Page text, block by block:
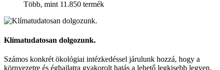
Több, mint 11.850 termék
Klímatudatosan dolgozunk.
Számos konkrét ökológiai intézkedéssel járulunk hozzá, hogy a
környezetre és éghajlatra gyakorolt hatás a lehető legkisebb legyen.